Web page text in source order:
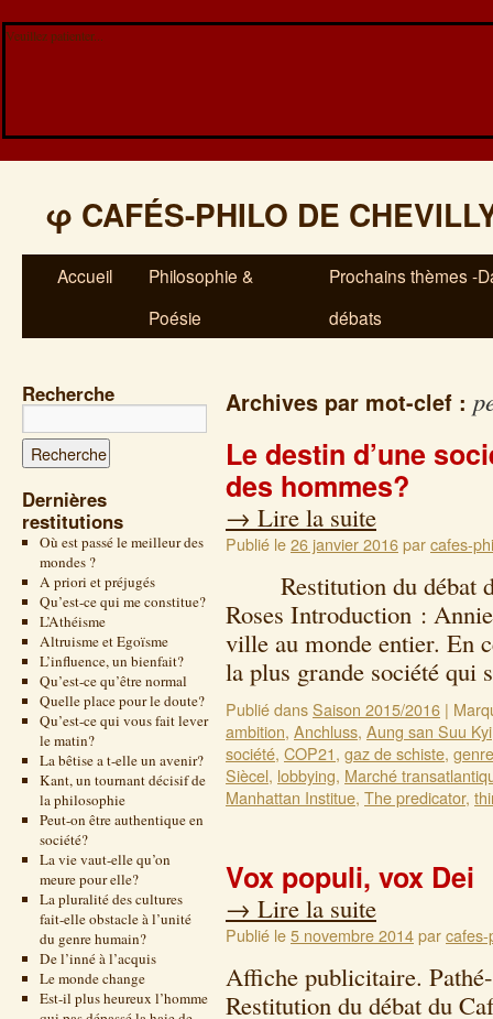
Veuillez patienter...
φ CAFÉS-PHILO DE
Accueil
Philosophie &
Poésie
Prochains thèmes -
débats
Recherche
Dernières
restitutions
Où est passé le meilleur des
mondes ?
A priori et préjugés
Qu’est-ce qui me constitue?
L’Athéisme
Altruisme et Egoïsme
L’influence, un bienfait?
Qu’est-ce qu’être normal
Quelle place pour le doute?
Qu’est-ce qui vous fait lever
le matin?
La bêtise a t-elle un avenir?
Kant, un tournant décisif de
la philosophie
Peut-on être authentique en
société?
La vie vaut-elle qu’on
meure pour elle?
La pluralité des cultures
fait-elle obstacle à l’unité
du genre humain?
De l’inné à l’acquis
Le monde change
Est-il plus heureux l’homme
Archives par mot-clef :
Le destin d’une
des hommes?
→ Lire la suite
Publié le26 janvier 2016parcafes-
Restitution du débat
Roses Introduction :
ville au monde entier. En
la plus grande société
Publié dansSaison 2015/2016 |
ambition, Anchluss, Aung san Suu Kyi
société, COP21, gaz de schiste,
Siècel, lobbying, Marché
Manhattan Institue, The predicator,
Vox populi, vox Dei
→ Lire la suite
Publié le5 novembre 2014parcafes-
Affiche publicitaire.
Restitution du débat du